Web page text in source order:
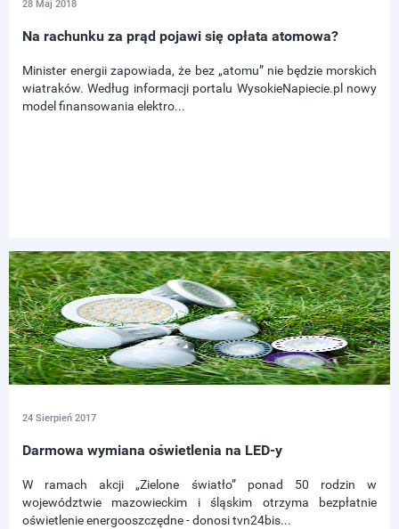
28 Maj 2018
Na rachunku za prąd pojawi się opłata atomowa?
Minister energii zapowiada, że bez „atomu” nie będzie morskich
wiatraków. Według informacji portalu WysokieNapiecie.pl nowy
model finansowania elektro...
24 Sierpień 2017
Darmowa wymiana oświetlenia na LED-y
W ramach akcji „Zielone światło” ponad 50 rodzin w
województwie mazowieckim i śląskim otrzyma bezpłatnie
oświetlenie energooszczędne - donosi tvn24bis...